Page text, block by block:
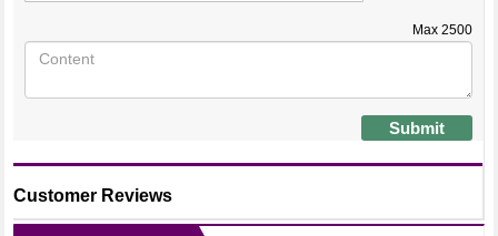
Max 2500
Submit
Customer Reviews